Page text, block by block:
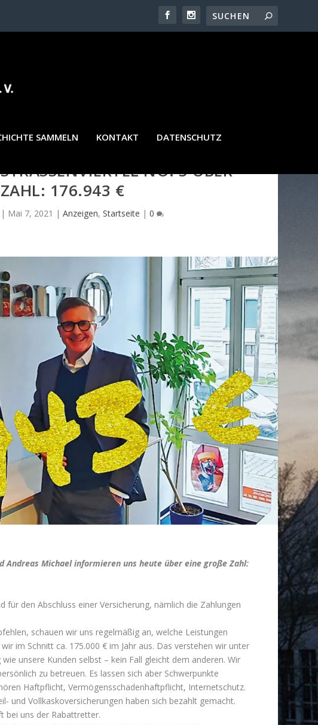
SAMMELN KONTAKT DATENSCHUTZ
NO. 5 ÜBER E
176.943 €
| Mai 7, 2021 |Anzeigen,Startseite |0
Andreas Michael informieren uns heute über eine große Zahl:
den Abschluss einer Versicherung, nämlich die Zahlungen
schauen wir uns regelmäßig an, welche Leistungen
im Schnitt ca. 175.000 € im Jahr aus. Das verstehen wir unter
unsere Kunden selbst – kein Fall gleicht dem anderen. Wir
zu betreuen. Es lassen sich aber Schwerpunkte
Haftpflicht, Vermögensschadenhaftpflicht, Internetschutz.
und Vollkaskoversicherungen haben sich bezahlt gemacht.
bei uns der Rabattretter.